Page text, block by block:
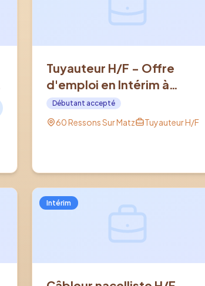
Tuyauteur H/F - Offre
d'emploi en Intérim à
RESSONS SUR MATZ (60)
Débutant accepté
60 Ressons Sur Matz Tuyauteur H/F
Intérim